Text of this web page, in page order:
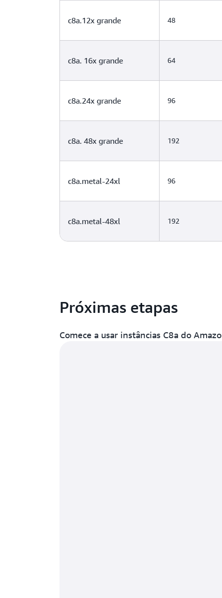
c8a.12x grande 48
c8a. 16x grande 64
c8a.24x grande 96
c8a. 48x grande 192
c8a.metal-24xl 96
c8a.metal-48xl 192
Próximas etapas
Comece a usar instâncias C8a do